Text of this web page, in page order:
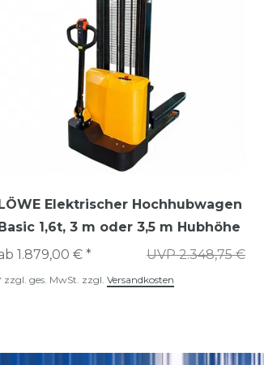
Elektrischer Hochhubwagen
1,6t, 3 m oder 3,5 m Hubhöhe
UVP 2.348,75 €
1.879,00 € *
zzgl. ges. MwSt. zzgl. Versandkosten